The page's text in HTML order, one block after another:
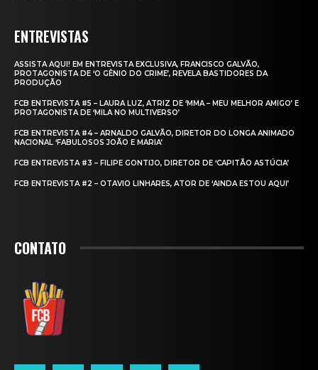
ENTREVISTAS
ASSISTA AQUI! EM ENTREVISTA EXCLUSIVA, FRANCISCO GALVÃO,
PROTAGONISTA DE ‘O GÊNIO DO CRIME’, REVELA BASTIDORES DA
PRODUÇÃO
FCB ENTREVISTA #5 – LAURA LUZ, ATRIZ DE ‘MMA – MEU MELHOR AMIGO’ E
PROTAGONISTA DE ‘MILA NO MULTIVERSO’
FCB ENTREVISTA #4 – ARNALDO GALVÃO, DIRETOR DO LONGA ANIMADO
NACIONAL ‘FABULOSOS JOÃO E MARIA’
FCB ENTREVISTA #3 – FILIPE GONTIJO, DIRETOR DE ‘CAPITÃO ASTÚCIA’
FCB ENTREVISTA #2 – OTAVIO LINHARES, ATOR DE ‘AINDA ESTOU AQUI’
CONTATO